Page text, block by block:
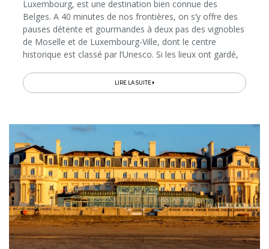
Luxembourg, est une destination bien connue des
Belges. A 40 minutes de nos frontières, on s’y offre des
pauses détente et gourmandes à deux pas des vignobles
de Moselle et de Luxembourg-Ville, dont le centre
historique est classé par l’Unesco. Si les lieux ont gardé,
thermales n’ont plus rien à voir avec ce que connut, en
son temps, Victor Hugo. Les chambres du Mondorf Parc
LIRE LA SUITE